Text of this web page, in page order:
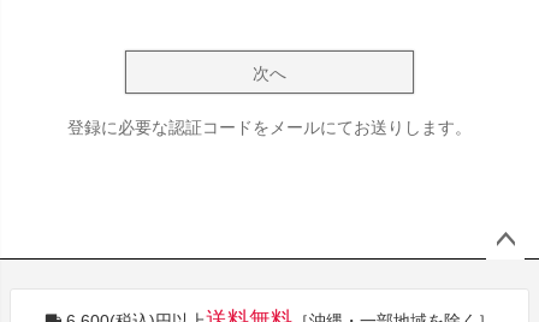
次へ
登録に必要な認証コードをメールにてお送りします。